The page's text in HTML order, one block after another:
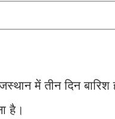
में तीन दिन बारिश
है।